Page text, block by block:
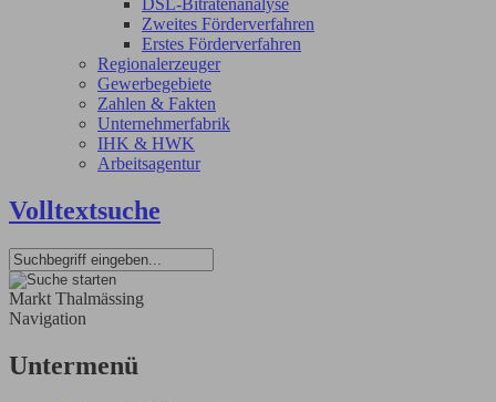
DSL-Bitratenanalyse
Zweites Förderverfahren
Erstes Förderverfahren
Regionalerzeuger
Gewerbegebiete
Zahlen & Fakten
Unternehmerfabrik
IHK & HWK
Arbeitsagentur
Volltextsuche
Markt Thalmässing
Navigation
Untermenü